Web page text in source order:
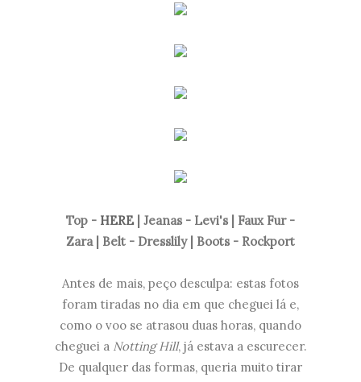
Top - HERE| Jeanas - Levi's | Faux Fur -
Zara | Belt - Dresslily | Boots - Rockport
Antes de mais, peço desculpa: estas fotos
foram tiradas no dia em que cheguei lá e,
como o voo se atrasou duas horas, quando
cheguei a Notting Hill, já estava a escurecer.
De qualquer das formas, queria muito tirar